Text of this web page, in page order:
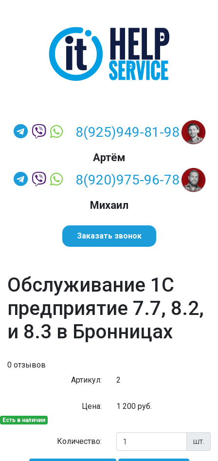
8(925)949-81-98
Артём
8(920)975-96-78
Михаил
Заказать звонок
Обслуживание 1С
предприятие 7.7, 8.2,
и 8.3 в Бронницах
0 отзывов
Артикул:
2
Цена: 1 200 руб.
Есть в наличии
Количество: шт.